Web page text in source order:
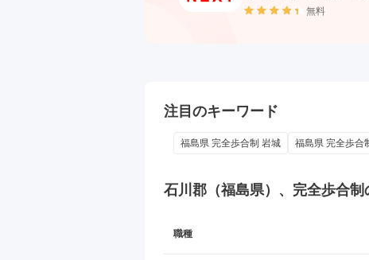
無料
注目のキーワード
福島県 完全歩合制 岩城 福島県 完全歩合
石川郡（福島県）、完全歩合制
職種